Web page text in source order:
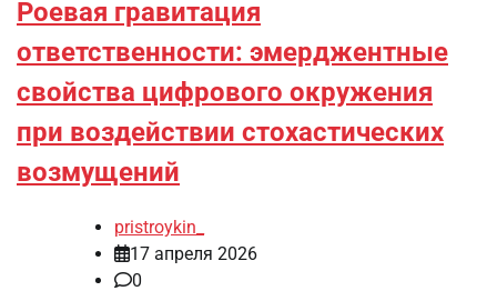
Роевая гравитация
ответственности: эмерджентные
свойства цифрового окружения
при воздействии стохастических
возмущений
pristroykin_
17 апреля 2026
0